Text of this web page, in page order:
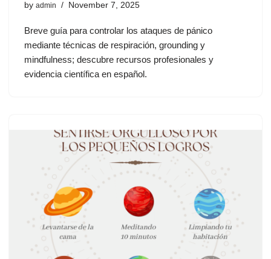
by admin November 7, 2025
Breve guía para controlar los ataques de pánico
mediante técnicas de respiración, grounding y
mindfulness; descubre recursos profesionales y
evidencia científica en español.